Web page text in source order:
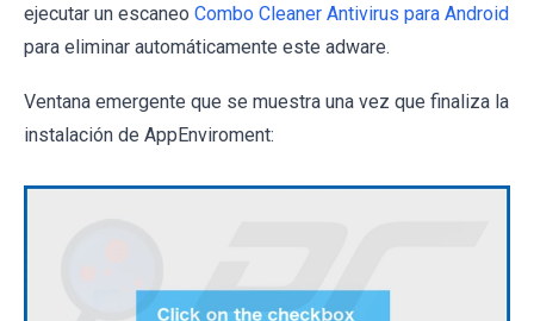
ejecutar un escaneo Combo Cleaner Antivirus para Android
para eliminar automáticamente este adware.
Ventana emergente que se muestra una vez que finaliza la
instalación de AppEnviroment: